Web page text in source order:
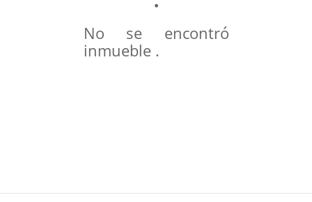
No se encontró
inmueble .